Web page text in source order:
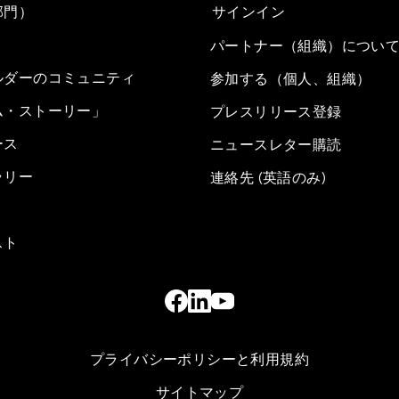
）
ーのコミュニティ
ストーリー」
リー
サインイン
パートナー（組織）につい
参加する（個人、組織）
プレスリリース登録
ニュースレター購読
連絡先 (英語のみ)
プライバシーポリシーと利用規約
サイトマップ